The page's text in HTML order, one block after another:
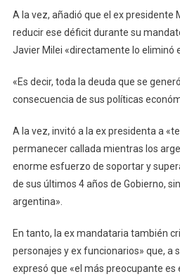
A la vez, añadió que el ex presidente
reducir ese déficit durante su
Javier Milei «directamente lo eliminó
«Es decir, toda la deuda que se
consecuencia de sus políticas
A la vez, invitó a la ex presidenta a
permanecer callada mientras los
enorme esfuerzo de soportar y
de sus últimos 4 años de Gobierno,
argentina».
En tanto, la ex mandataria también
personajes y ex funcionarios» que, a
expresó que «el más preocupante es